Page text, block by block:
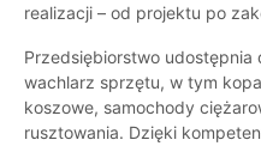
realizacji – od projektu po
Przedsiębiorstwo udostępnia
wachlarz sprzętu, w tym
koszowe, samochody
rusztowania. Dzięki